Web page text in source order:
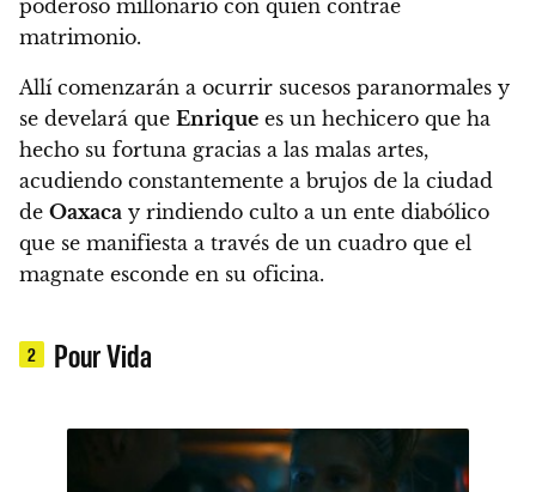
poderoso millonario con quien contrae
matrimonio.
Allí comenzarán a ocurrir sucesos paranormales y
se develará que Enrique es un hechicero que ha
hecho su fortuna gracias a las malas artes,
acudiendo constantemente a brujos de la ciudad
de Oaxaca y rindiendo culto a un ente diabólico
que se manifiesta a través de un cuadro que el
magnate esconde en su oficina.
2 Pour Vida